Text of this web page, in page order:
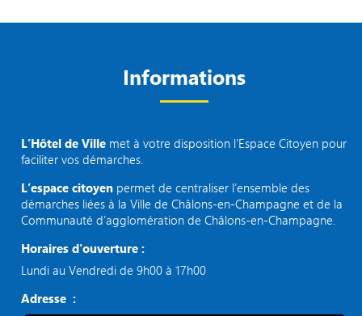
Informations
L’Hôtel de Ville met à votre disposition l’Espace Citoyen pour
faciliter vos démarches.
L’espace citoyen permet de centraliser l’ensemble des
démarches liées à la Ville de Châlons-en-Champagne et de la
Communauté d’agglomération de Châlons-en-Champagne.
Horaires d'ouverture :
Lundi au Vendredi de 9h00 à 17h00
Adresse :